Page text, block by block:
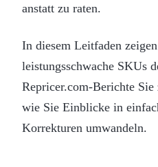
anstatt zu raten.
In diesem Leitfaden
leistungsschwache SKUs
Repricer.com-Berichte
wie Sie Einblicke in
Korrekturen umwandeln.